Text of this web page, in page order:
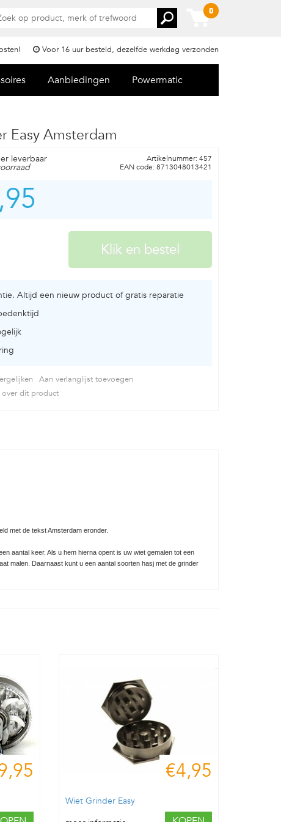
0
Voor 16 uur besteld, dezelfde werkdag verzonden
Aanbiedingen Powermatic
Easy Amsterdam
leverbaar
Artikelnummer: 457
EAN code: 8713048013421
Altijd een nieuw product of gratis reparatie
Aan verlanglijst toevoegen
dit product
met de tekst Amsterdam eronder.
aantal keer. Als u hem hierna opent is uw wiet gemalen tot een
malen. Daarnaast kunt u een aantal soorten hasj met de grinder
€4,95
Wiet Grinder Easy